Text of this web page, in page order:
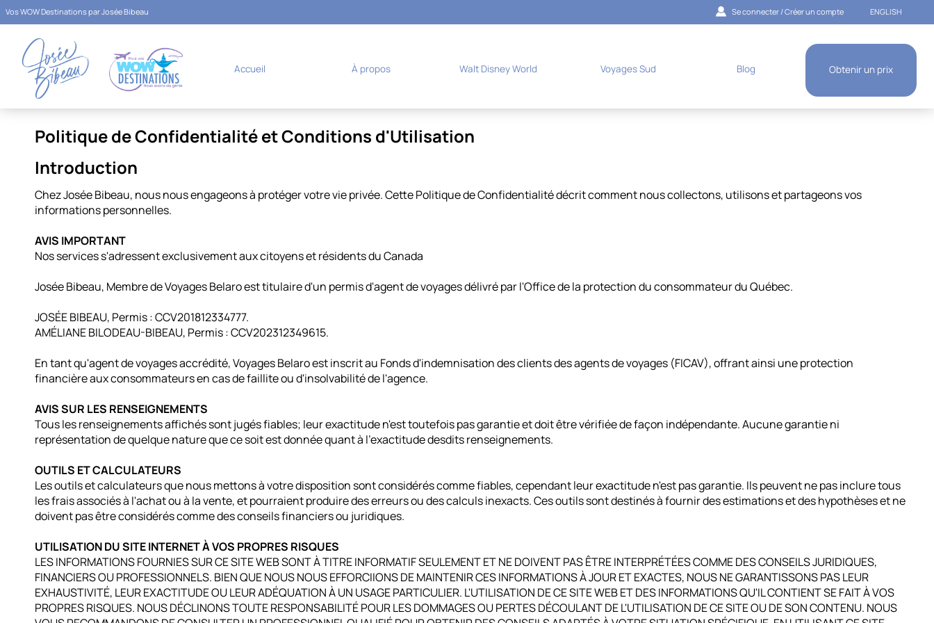
Vos WOW Destinations par Josée Bibeau Se connecter / Créer un compte ENGLISH
Accueil À propos Walt Disney World Voyages Sud Blog Obtenir un prix
Politique de Confidentialité et Conditions d'Utilisation
Introduction
Chez Josée Bibeau, nous nous engageons à protéger votre vie privée. Cette Politique de Confidentialité décrit comment nous collectons, utilisons et partageons vos
informations personnelles.
AVIS IMPORTANT
Nos services s'adressent exclusivement aux citoyens et résidents du Canada
Josée Bibeau, Membre de Voyages Belaro est titulaire d'un permis d'agent de voyages délivré par l'Office de la protection du consommateur du Québec.
JOSÉE BIBEAU, Permis : CCV201812334777.
AMÉLIANE BILODEAU-BIBEAU, Permis : CCV202312349615.
En tant qu'agent de voyages accrédité, Voyages Belaro est inscrit au Fonds d'indemnisation des clients des agents de voyages (FICAV), offrant ainsi une protection
financière aux consommateurs en cas de faillite ou d'insolvabilité de l'agence.
AVIS SUR LES RENSEIGNEMENTS
Tous les renseignements affichés sont jugés fiables; leur exactitude n'est toutefois pas garantie et doit être vérifiée de façon indépendante. Aucune garantie ni
représentation de quelque nature que ce soit est donnée quant à l'exactitude desdits renseignements.
OUTILS ET CALCULATEURS
Les outils et calculateurs que nous mettons à votre disposition sont considérés comme fiables, cependant leur exactitude n'est pas garantie. Ils peuvent ne pas inclure tous
les frais associés à l'achat ou à la vente, et pourraient produire des erreurs ou des calculs inexacts. Ces outils sont destinés à fournir des estimations et des hypothèses et ne
doivent pas être considérés comme des conseils financiers ou juridiques.
UTILISATION DU SITE INTERNET À VOS PROPRES RISQUES
LES INFORMATIONS FOURNIES SUR CE SITE WEB SONT À TITRE INFORMATIF SEULEMENT ET NE DOIVENT PAS ÊTRE INTERPRÉTÉES COMME DES CONSEILS JURIDIQUES,
FINANCIERS OU PROFESSIONNELS. BIEN QUE NOUS NOUS EFFORCIIONS DE MAINTENIR CES INFORMATIONS À JOUR ET EXACTES, NOUS NE GARANTISSONS PAS LEUR
EXHAUSTIVITÉ, LEUR EXACTITUDE OU LEUR ADÉQUATION À UN USAGE PARTICULIER. L'UTILISATION DE CE SITE WEB ET DES INFORMATIONS QU'IL CONTIENT SE FAIT À VOS
PROPRES RISQUES. NOUS DÉCLINONS TOUTE RESPONSABILITÉ POUR LES DOMMAGES OU PERTES DÉCOULANT DE L'UTILISATION DE CE SITE OU DE SON CONTENU. NOUS